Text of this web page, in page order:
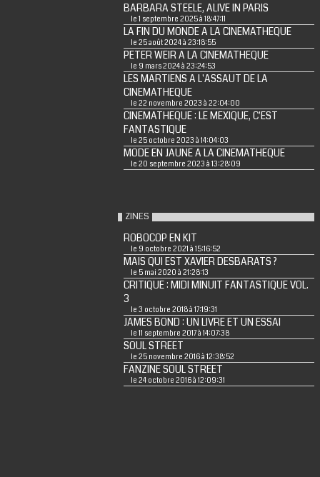
BARBARA STEELE, ALIVE IN PARIS
le 1 septembre 2025 à 18:47:11
LA FIN DU MONDE A LA CINEMATHEQUE
le 25 août 2024 à 23:18:55
PETER WEIR A LA CINEMATHEQUE
le 9 mars 2024 à 23:24:53
LES MARTIENS A L'ASSAUT DE LA
CINEMATHEQUE
le 22 novembre 2023 à 22:04:00
CINEMATHEQUE : LE MEXIQUE, C'EST
FANTASTIQUE
le 25 octobre 2023 à 14:04:03
MODE EN JAUNE A LA CINEMATHEQUE
le 20 septembre 2023 à 13:28:09
ZINES
ROBOCOP EN KIT
le 9 octobre 2021 à 15:16:52
MAIS QUI EST XAVIER DESBARATS ?
le 5 mai 2020 à 21:28:13
CRITIQUE : MIDI MINUIT FANTASTIQUE VOL.
3
le 3 octobre 2018 à 17:19:31
JAMES BOND : UN LIVRE ET UN ESSAI
le 11 septembre 2017 à 14:07:38
SOUL STREET
le 25 novembre 2016 à 12:38:52
FANZINE SOUL STREET
le 24 octobre 2016 à 12:09:31